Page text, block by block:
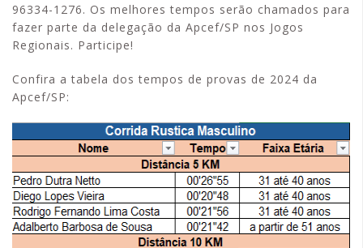
96334-1276. Os melhores tempos serão chamados para
fazer parte da delegação da Apcef/SP nos Jogos
Regionais. Participe!
Confira a tabela dos tempos de provas de 2024 da
Apcef/SP: